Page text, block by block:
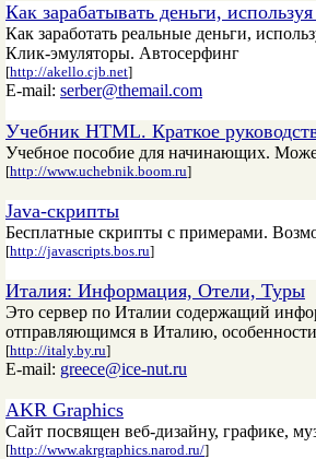
Как зарабатывать деньги,
Как заработать реальные деньги,
Клик-эмуляторы. Автосерфинг
[http://akello.cjb.net]
E-mail: serber@themail.com
Учебник HTML. Краткое
Учебное пособие для начинающих.
[http://www.uchebnik.boom.ru]
Java-скрипты
Бесплатные скрипты с примерами.
[http://javascripts.bos.ru]
Италия: Информация, Отели, Туры
Это сервер по Италии содержащий
отправляющимся в Италию,
[http://italy.by.ru]
E-mail: greece@ice-nut.ru
AKR Graphics
Сайт посвящен веб-дизайну, графике,
[http://www.akrgraphics.narod.ru/]